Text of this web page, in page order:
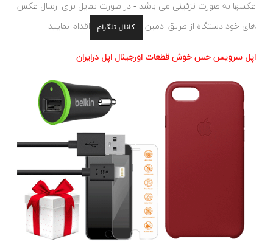
عکسها به صورت تزئینی می باشد - در صورت تمایل برای ارسال عکس
های خود دستگاه از طریق ادمین
کانال تلگرام اقدام نمایید
اپل سرویس حس خوش قطعات اورجینال اپل درایران